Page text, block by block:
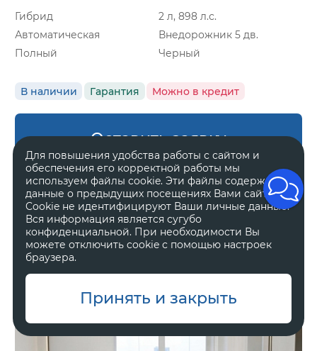
Гибрид
2 л, 898 л.с.
Автоматическая
Внедорожник 5 дв.
Полный
Черный
В наличии Гарантия Можно в кредит
Оставить заявку
Zeekr 8X
Ultra
11 800 000 ₽
Для повышения удобства работы с сайтом и
обеспечения его корректной работы мы
используем файлы cookie. Эти файлы содержат
данные о предыдущих посещениях Вами сайта.
Cookie не идентифицируют Ваши личные данные.
Вся информация является сугубо
конфиденциальной. При необходимости Вы
можете отключить cookie с помощью настроек
браузера.
Принять и закрыть